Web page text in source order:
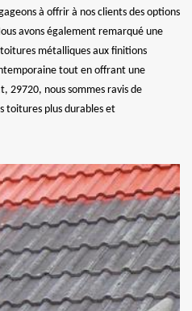
à offrir à nos clients des options
avons également remarqué une
métalliques aux finitions
tout en offrant une
29720, nous sommes ravis de
toitures plus durables et